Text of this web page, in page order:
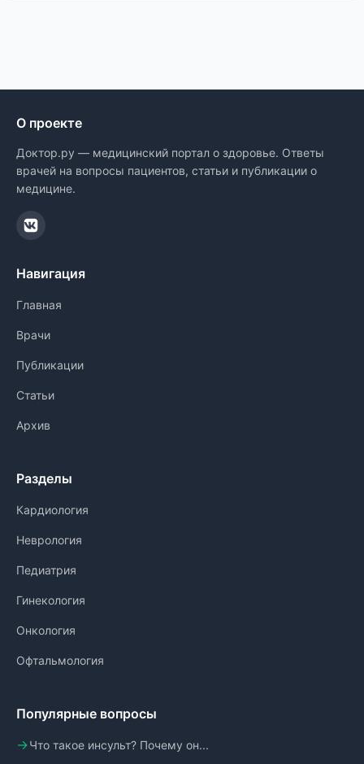
О проекте
Доктор.ру — медицинский портал о здоровье. Ответы
врачей на вопросы пациентов, статьи и публикации о
медицине.
Навигация
Главная
Врачи
Публикации
Статьи
Архив
Разделы
Кардиология
Неврология
Педиатрия
Гинекология
Онкология
Офтальмология
Популярные вопросы
Что такое инсульт? Почему он...